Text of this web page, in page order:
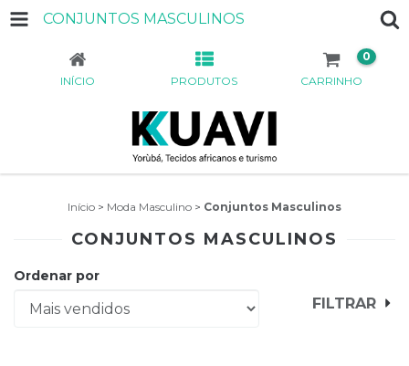
CONJUNTOS MASCULINOS
INÍCIO PRODUTOS CARRINHO
0
Início > Moda Masculino > Conjuntos Masculinos
CONJUNTOS MASCULINOS
Ordenar por
FILTRAR